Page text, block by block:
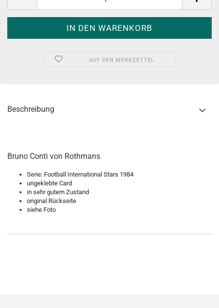
AUF DEN MERKZETTEL
Beschreibung
Bruno Conti von Rothmans
Serie: Football International Stars 1984
ungeklebte Card
in sehr gutem Zustand
original Rückseite
siehe Foto